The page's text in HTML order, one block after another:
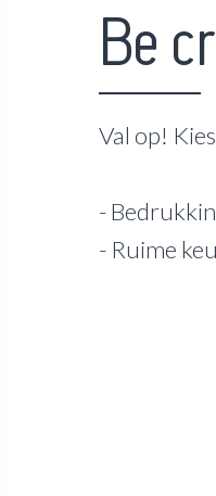
Be
Val op!
-
- Ruime